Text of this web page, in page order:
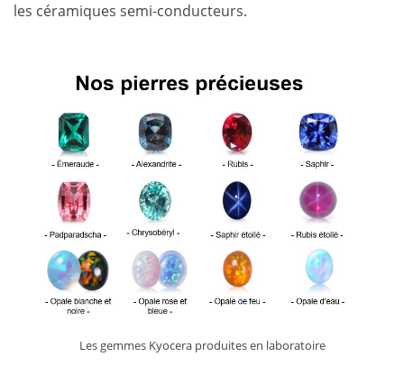
les céramiques semi-conducteurs.
Les gemmes Kyocera produites en laboratoire